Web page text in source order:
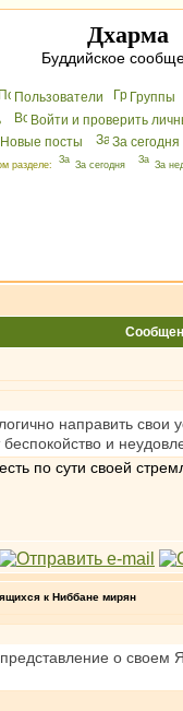
Дхарма
Буддийское
Пользователи Группы
Войти и проверить
Новые посты
За сегодня
разделе: За сегодня За
направить
и
по сути своей
к Ниббане мирян
о